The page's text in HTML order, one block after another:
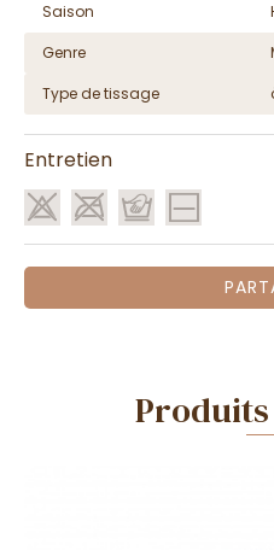
Saison
Genre
Type de tissage
Entretien
Produits